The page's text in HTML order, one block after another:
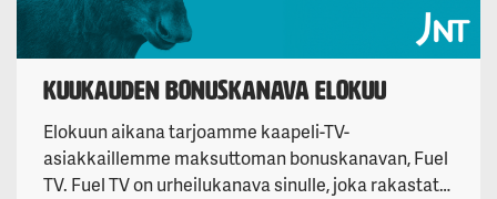
Kuukauden bonuskanava elokuu
Elokuun aikana tarjoamme kaapeli-TV-
asiakkaillemme maksuttoman bonuskanavan, Fuel
TV. Fuel TV on urheilukanava sinulle, joka rakastat…